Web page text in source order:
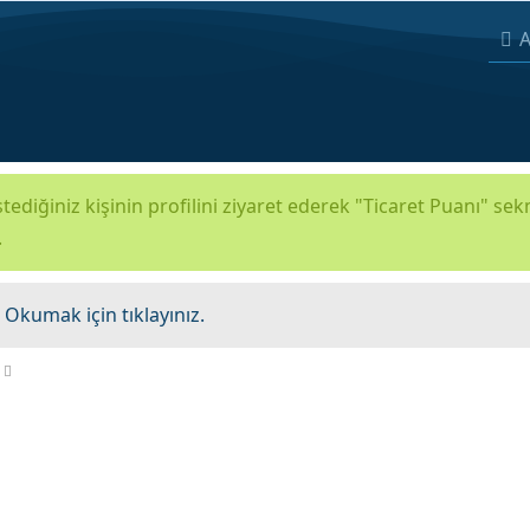
kişinin profilini ziyaret ederek "Ticaret Puanı"
Okumak için tıklayınız.